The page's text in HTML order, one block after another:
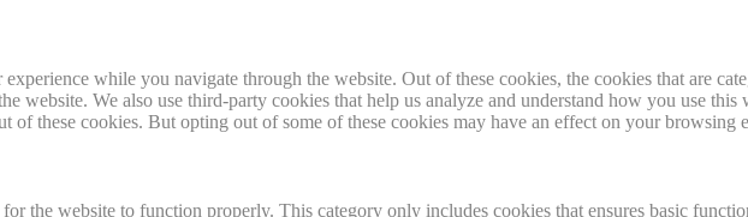
while you navigate through the website. Out of these cookies, the cookies that are
website. We also use third-party cookies that help us analyze and understand how you use
of these cookies. But opting out of some of these cookies may have an effect on your browsing
the website to function properly. This category only includes cookies that ensures basic